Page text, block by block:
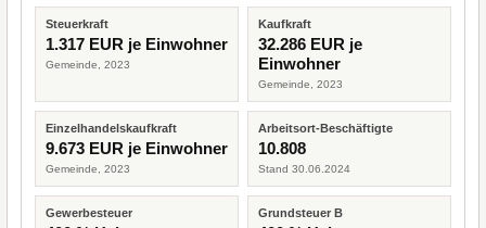
Steuerkraft
1.317 EUR je Einwohner
Gemeinde, 2023
Kaufkraft
32.286 EUR je
Einwohner
Gemeinde, 2023
Einzelhandelskaufkraft
9.673 EUR je Einwohner
Gemeinde, 2023
Arbeitsort-Beschäftigte
10.808
Stand 30.06.2024
Gewerbesteuer Grundsteuer B